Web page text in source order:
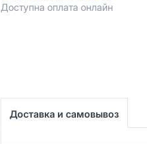
Доступна оплата онлайн
Доставка и самовывоз